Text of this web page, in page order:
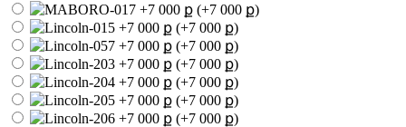
(+7 000 ք)
(+7 000 ք)
(+7 000 ք)
(+7 000 ք)
(+7 000 ք)
(+7 000 ք)
(+7 000 ք)